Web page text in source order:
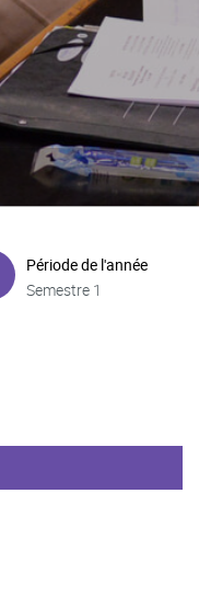
Période de l'année
Semestre 1